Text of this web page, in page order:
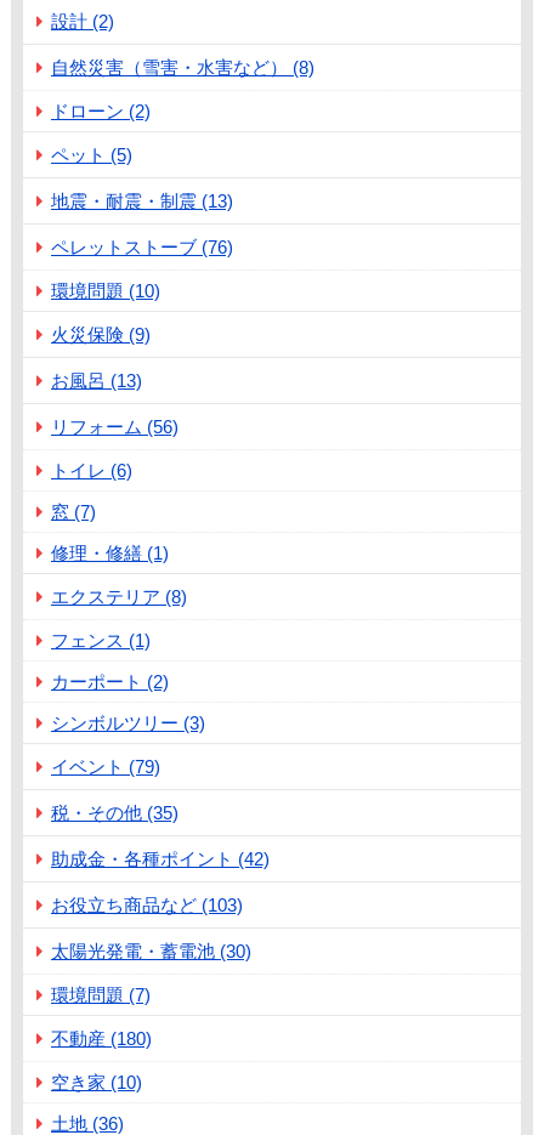
設計 (2)
自然災害（雪害・水害など） (8)
ドローン (2)
ペット (5)
地震・耐震・制震 (13)
ペレットストーブ (76)
環境問題 (10)
火災保険 (9)
お風呂 (13)
リフォーム (56)
トイレ (6)
窓 (7)
修理・修繕 (1)
エクステリア (8)
フェンス (1)
カーポート (2)
シンボルツリー (3)
イベント (79)
税・その他 (35)
助成金・各種ポイント (42)
お役立ち商品など (103)
太陽光発電・蓄電池 (30)
環境問題 (7)
不動産 (180)
空き家 (10)
土地 (36)